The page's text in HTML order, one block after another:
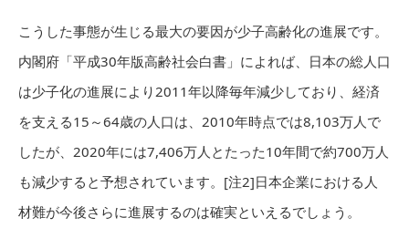
こうした事態が生じる最大の要因が少子高齢化の進展です。
内閣府「平成30年版高齢社会白書」によれば、日本の総人口
は少子化の進展により2011年以降毎年減少しており、経済
を支える15～64歳の人口は、2010年時点では8,103万人で
したが、2020年には7,406万人とたった10年間で約700万人
も減少すると予想されています。[注2]日本企業における人
材難が今後さらに進展するのは確実といえるでしょう。